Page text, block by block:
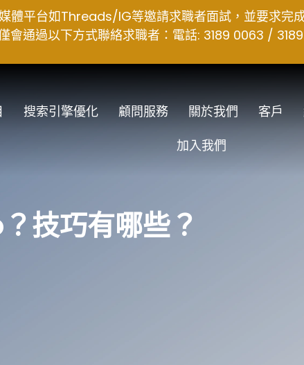
體平台如Threads/IG等邀請求職者面試，並要求完
會通過以下方式聯絡求職者：電話: 3189 0063 /
搜索引擎優化 顧問服務 關於我們 客戶
加入我們
技巧有哪些？